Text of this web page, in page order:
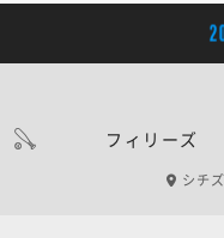
フィリーズ
シチ